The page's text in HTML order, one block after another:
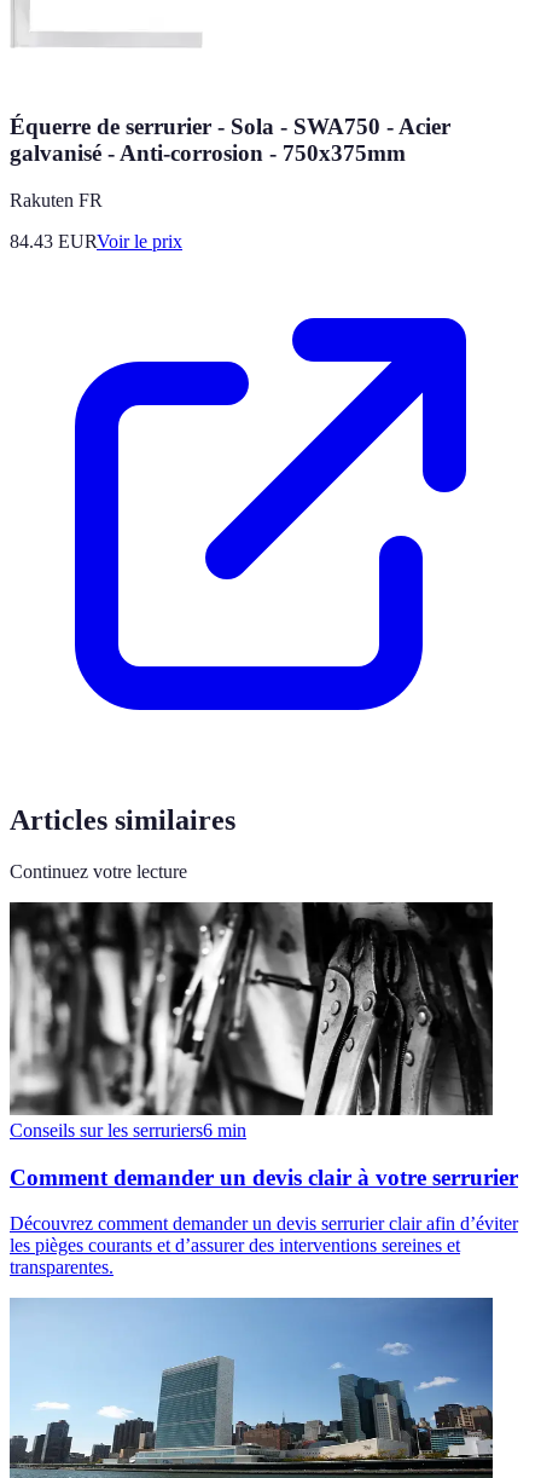
Équerre de serrurier - Sola - SWA750 - Acier
galvanisé - Anti-corrosion - 750x375mm
Rakuten FR
84.43 EURVoir le prix
Articles similaires
Continuez votre lecture
Conseils sur les serruriers6 min
Comment demander un devis clair à votre serrurier
Découvrez comment demander un devis serrurier clair afin d’éviter
les pièges courants et d’assurer des interventions sereines et
transparentes.